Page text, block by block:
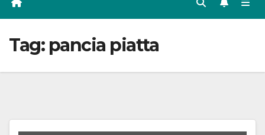
Tag: pancia piatta